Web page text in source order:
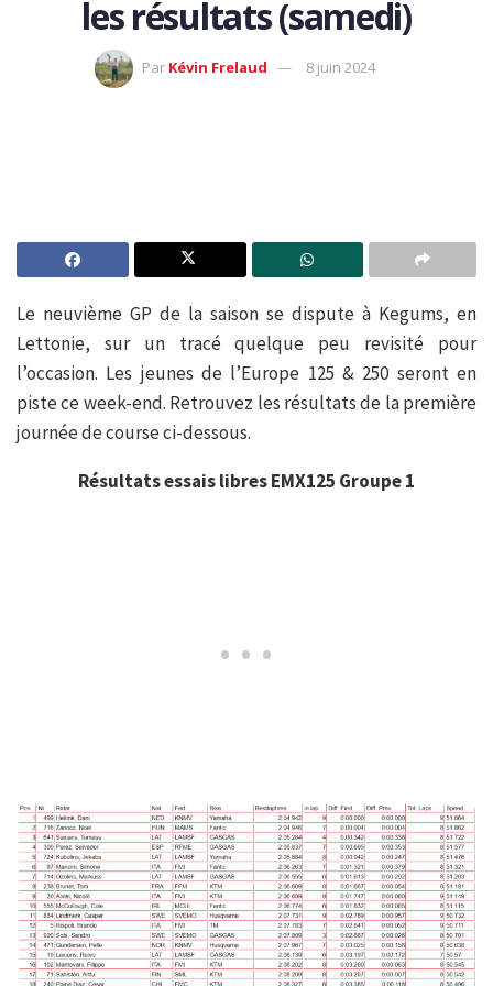
les résultats (samedi)
Par Kévin Frelaud 8 juin 2024
Le neuvième GP de la saison se dispute à Kegums, en
Lettonie, sur un tracé quelque peu revisité pour
l’occasion. Les jeunes de l’Europe 125 & 250 seront en
piste ce week-end. Retrouvez les résultats de la première
journée de course ci-dessous.
Résultats essais libres EMX125 Groupe 1